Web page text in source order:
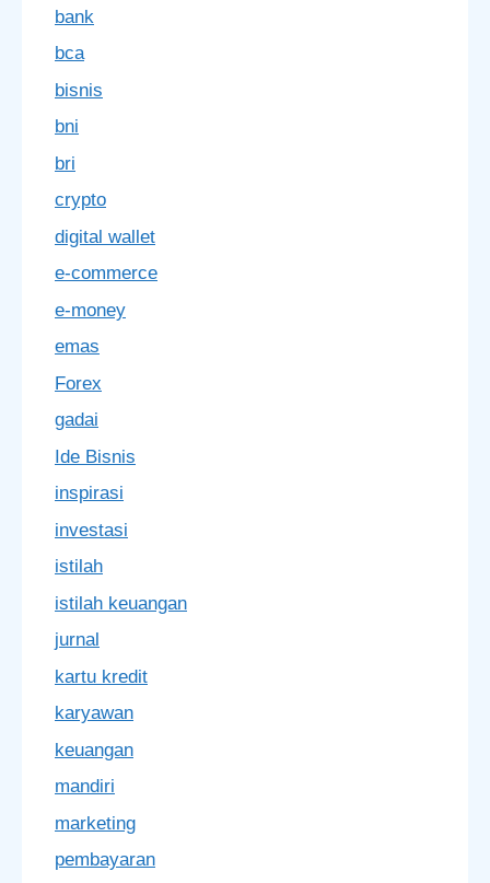
bank
bca
bisnis
bni
bri
crypto
digital wallet
e-commerce
e-money
emas
Forex
gadai
Ide Bisnis
inspirasi
investasi
istilah
istilah keuangan
jurnal
kartu kredit
karyawan
keuangan
mandiri
marketing
pembayaran